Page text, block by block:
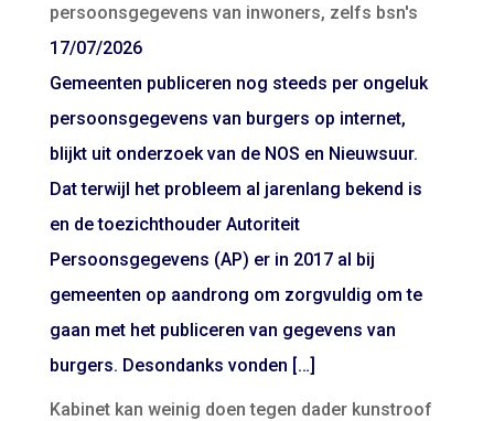
persoonsgegevens van inwoners, zelfs bsn's
17/07/2026
Gemeenten publiceren nog steeds per ongeluk
persoonsgegevens van burgers op internet,
blijkt uit onderzoek van de NOS en Nieuwsuur.
Dat terwijl het probleem al jarenlang bekend is
en de toezichthouder Autoriteit
Persoonsgegevens (AP) er in 2017 al bij
gemeenten op aandrong om zorgvuldig om te
gaan met het publiceren van gegevens van
burgers. Desondanks vonden […]
Kabinet kan weinig doen tegen dader kunstroof